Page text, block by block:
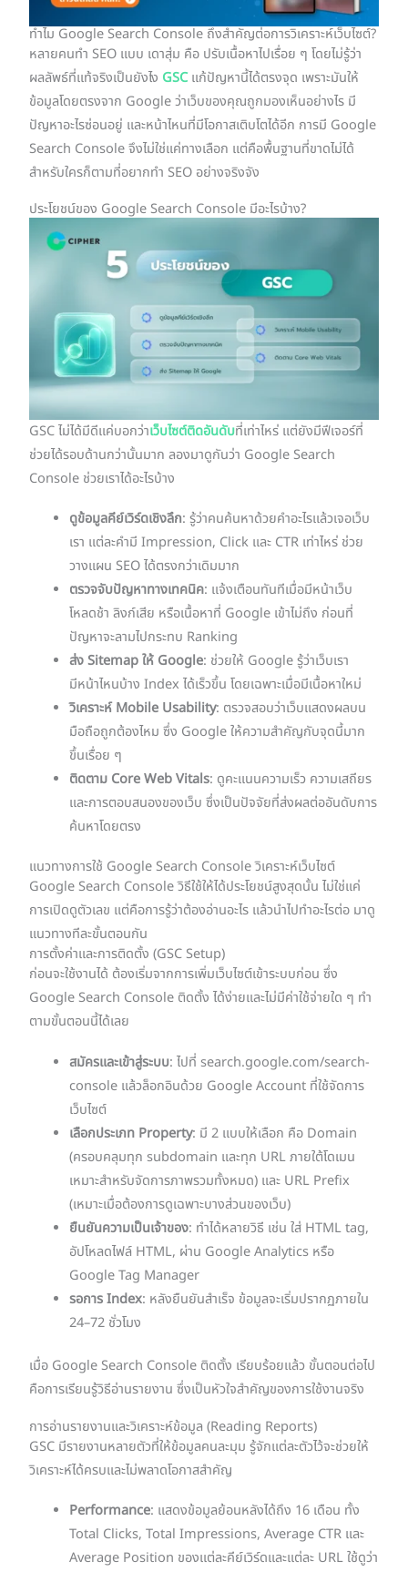
ทำไม Google Search Console ถึงสำคัญต่อการวิเคราะห์เว็บไซต์?
หลายคนทำ SEO แบบ เดาสุ่ม คือ ปรับเนื้อหาไปเรื่อย ๆ โดยไม่รู้ว่า
ผลลัพธ์ที่แท้จริงเป็นยังไง GSCแก้ปัญหานี้ได้ตรงจุด เพราะมันให้
ข้อมูลโดยตรงจาก Google ว่าเว็บของคุณถูกมองเห็นอย่างไร มี
ปัญหาอะไรซ่อนอยู่ และหน้าไหนที่มีโอกาสเติบโตได้อีก การมี Google
Search Console จึงไม่ใช่แค่ทางเลือก แต่คือพื้นฐานที่ขาดไม่ได้
สำหรับใครก็ตามที่อยากทำ SEO อย่างจริงจัง
ประโยชน์ของ Google Search Console มีอะไรบ้าง?
GSC ไม่ได้มีดีแค่บอกว่าเว็บไซต์ติดอันดับที่เท่าไหร่ แต่ยังมีฟีเจอร์ที่
ช่วยได้รอบด้านกว่านั้นมาก ลองมาดูกันว่า Google Search
Console ช่วยเราได้อะไรบ้าง
ดูข้อมูลคีย์เวิร์ดเชิงลึก: รู้ว่าคนค้นหาด้วยคำอะไรแล้วเจอเว็บ
เรา แต่ละคำมี Impression, Click และ CTR เท่าไหร่ ช่วย
วางแผน SEO ได้ตรงกว่าเดิมมาก
ตรวจจับปัญหาทางเทคนิค: แจ้งเตือนทันทีเมื่อมีหน้าเว็บ
โหลดช้า ลิงก์เสีย หรือเนื้อหาที่ Google เข้าไม่ถึง ก่อนที่
ปัญหาจะลามไปกระทบ Ranking
ส่ง Sitemap ให้ Google: ช่วยให้ Google รู้ว่าเว็บเรา
มีหน้าไหนบ้าง Index ได้เร็วขึ้น โดยเฉพาะเมื่อมีเนื้อหาใหม่
วิเคราะห์ Mobile Usability: ตรวจสอบว่าเว็บแสดงผลบน
มือถือถูกต้องไหม ซึ่ง Google ให้ความสำคัญกับจุดนี้มาก
ขึ้นเรื่อย ๆ
ติดตาม Core Web Vitals: ดูคะแนนความเร็ว ความเสถียร
และการตอบสนองของเว็บ ซึ่งเป็นปัจจัยที่ส่งผลต่ออันดับการ
ค้นหาโดยตรง
แนวทางการใช้ Google Search Console วิเคราะห์เว็บไซต์
Google Search Console วิธีใช้ให้ได้ประโยชน์สูงสุดนั้น ไม่ใช่แค่
การเปิดดูตัวเลข แต่คือการรู้ว่าต้องอ่านอะไร แล้วนำไปทำอะไรต่อ มาดู
แนวทางทีละขั้นตอนกัน
การตั้งค่าและการติดตั้ง (GSC Setup)
ก่อนจะใช้งานได้ ต้องเริ่มจากการเพิ่มเว็บไซต์เข้าระบบก่อน ซึ่ง
Google Search Console ติดตั้ง ได้ง่ายและไม่มีค่าใช้จ่ายใด ๆ ทำ
ตามขั้นตอนนี้ได้เลย
สมัครและเข้าสู่ระบบ: ไปที่ search.google.com/search-
console แล้วล็อกอินด้วย Google Account ที่ใช้จัดการ
เว็บไซต์
เลือกประเภท Property: มี 2 แบบให้เลือก คือ Domain
(ครอบคลุมทุก subdomain และทุก URL ภายใต้โดเมน
เหมาะสำหรับจัดการภาพรวมทั้งหมด) และ URL Prefix
(เหมาะเมื่อต้องการดูเฉพาะบางส่วนของเว็บ)
ยืนยันความเป็นเจ้าของ: ทำได้หลายวิธี เช่น ใส่ HTML tag,
อัปโหลดไฟล์ HTML, ผ่าน Google Analytics หรือ
Google Tag Manager
รอการ Index: หลังยืนยันสำเร็จ ข้อมูลจะเริ่มปรากฏภายใน
24–72 ชั่วโมง
เมื่อ Google Search Console ติดตั้ง เรียบร้อยแล้ว ขั้นตอนต่อไป
คือการเรียนรู้วิธีอ่านรายงาน ซึ่งเป็นหัวใจสำคัญของการใช้งานจริง
การอ่านรายงานและวิเคราะห์ข้อมูล (Reading Reports)
GSC มีรายงานหลายตัวที่ให้ข้อมูลคนละมุม รู้จักแต่ละตัวไว้จะช่วยให้
วิเคราะห์ได้ครบและไม่พลาดโอกาสสำคัญ
Performance: แสดงข้อมูลย้อนหลังได้ถึง 16 เดือน ทั้ง
Total Clicks, Total Impressions, Average CTR และ
Average Position ของแต่ละคีย์เวิร์ดและแต่ละ URL ใช้ดูว่า